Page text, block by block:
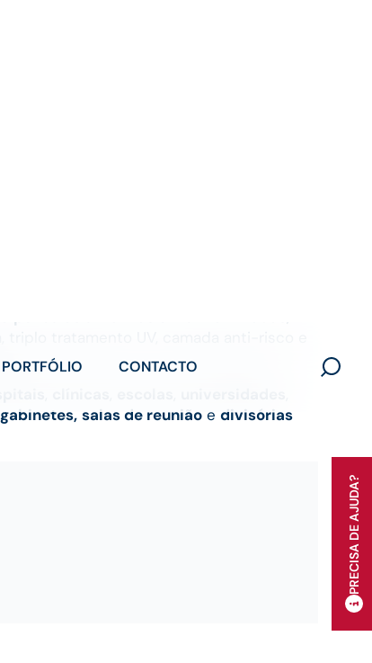
gabinetes, salas de reunião e divisórias